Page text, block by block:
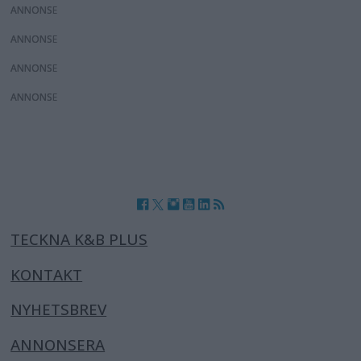
ANNONS
ANNONS
ANNONS
ANNONS
TECKNA K&B PLUS
KONTAKT
NYHETSBREV
ANNONSERA